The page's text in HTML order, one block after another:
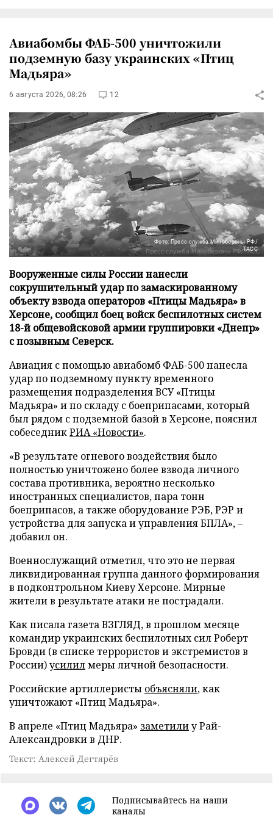
Авиабомбы ФАБ-500 уничтожили
подземную базу украинских «Птиц
Мадьяра»
6 августа 2026, 08:26 12
Фото: Пресс-служба Минобороны РФ/
ТАСС
Вооруженные силы России нанесли
сокрушительный удар по замаскированному
объекту взвода операторов «Птицы Мадьяра» в
Херсоне, сообщил боец войск беспилотных систем
18-й общевойсковой армии группировки «Днепр»
с позывным Северск.
Авиация с помощью авиабомб ФАБ-500 нанесла
удар по подземному пункту временного
размещения подразделения ВСУ «Птицы
Мадьяра» и по складу с боеприпасами, который
был рядом с подземной базой в Херсоне, пояснил
собеседникРИА «Новости».
«В результате огневого воздействия было
полностью уничтожено более взвода личного
состава противника, вероятно несколько
иностранных специалистов, пара тонн
боеприпасов, а также оборудование РЭБ, РЭР и
устройства для запуска и управления БПЛА», –
добавил он.
Военнослужащий отметил, что это не первая
ликвидированная группа данного формирования
в подконтрольном Киеву Херсоне. Мирные
жители в результате атаки не пострадали.
Как писала газета ВЗГЛЯД, в прошлом месяце
командир украинских беспилотных сил Роберт
Бровди (в списке террористов и экстремистов в
России)усилилмеры личной безопасности.
Российские артиллеристы объясняли, как
уничтожают «Птиц Мадьяра».
В апреле «Птиц Мадьяра» заметилиу Рай-
Александровки в ДНР.
Текст: Алексей Дегтярёв
Подписывайтесь на наши
каналы